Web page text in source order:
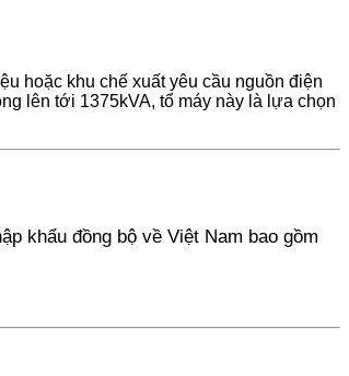
hoặc khu chế xuất yêu cầu nguồn điện
lên tới 1375kVA, tổ máy này là lựa chọn
khẩu đồng bộ về Việt Nam bao gồm